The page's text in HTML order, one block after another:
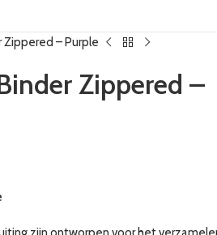
Zippered – Purple
Zippered –